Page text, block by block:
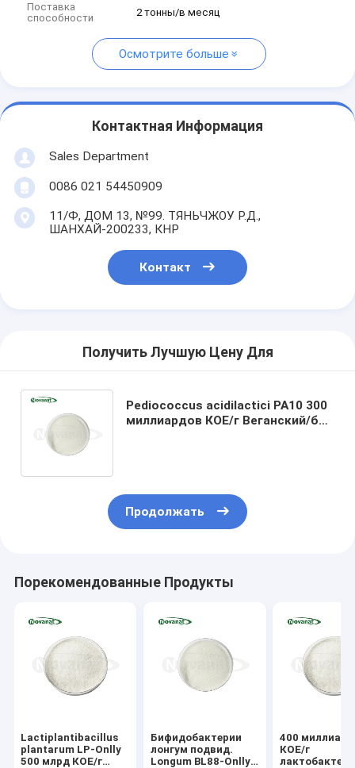
Поставка
способности
2 тонны/в месяц
Осмотрите больше
Контактная Информация
Sales Department
0086 021 54450909
11/Ф, ДОМ 13, №99. ТЯНЬЧЖОУ Р.Д.,
ШАНХАЙ-200233, КНР
Контакт
Получить Лучшую Цену Для
Pediococcus acidilactici PA10 300
миллиардов КОЕ/г Веганский/без
Продолжать
Порекомендованные Продукты
Lactiplantibacillus
plantarum LP-Onlly
500 млрд КОЕ/г
Бифидобактерии
лонгум подвид.
Longum BL88-Onlly
400
КОЕ/г